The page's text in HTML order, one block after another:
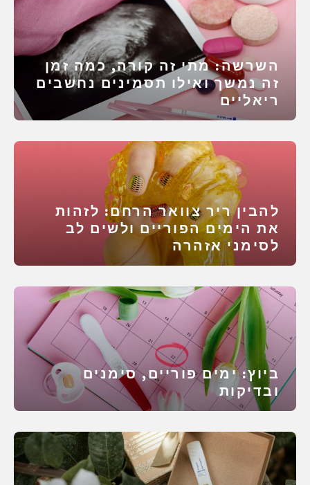
השרשה: מתי זה קורה, כמה זמן
זה נמשך ואילו תסמינים נחשבים
ריאליים
להבין ריר צוואר הרחם: לזהות
את הימים הפוריים ולשים לב
לסימני אזהרה
ביוץ: ימים פוריים, סימנים
ובדיקות